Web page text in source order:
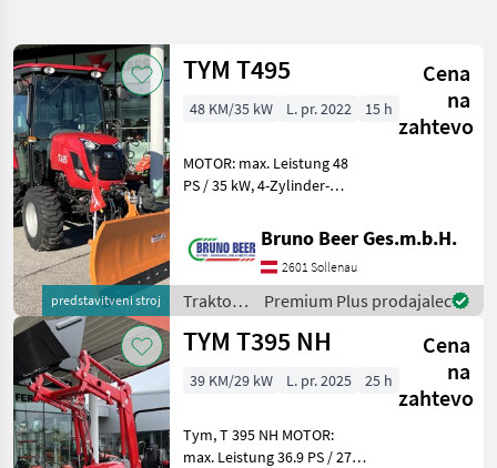
Kategorija 4 Država
TRENUTNA
POT
Kmetijska
tehnika
Traktor
Standardni
Traktor
Tym
IZBERITE
KATEGORIJO
TYM
Ponastavi
Prikaži 18
rezultatov
predstavitveni stroj
TYM T495
Cena
na
zahtevo
48 KM/35 kW L. pr. 2022 15 h
MOTOR: max. Leistung 48
PS / 35 kW, 4-Zylinder-
Nenndrehzahl 2600 U/min;
Abgasstufe 5; ANTRIEB:
Shuttle-Wendegetriebe mit
8 Vorwärts- un
Bruno Beer Ges.m.b.H.
2601 Sollenau
Traktor /
TYM
Premium Plus prodajalec
TYM T395 NH
Cena
na
zahtevo
39 KM/29 kW L. pr. 2025 25 h
Tym, T 395 NH MOTOR:
max. Leistung 36.9 PS / 27.5